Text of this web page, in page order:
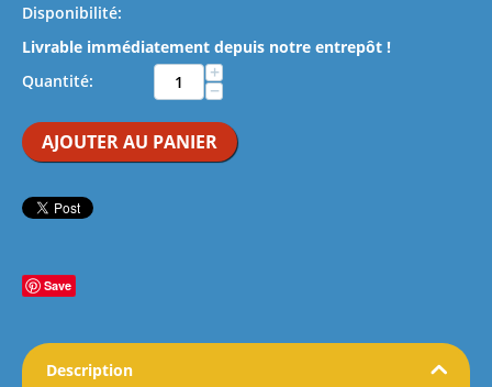
Disponibilité:
Livrable immédiatement depuis notre entrepôt !
Quantité:
+
−
AJOUTER AU PANIER
Save
Description